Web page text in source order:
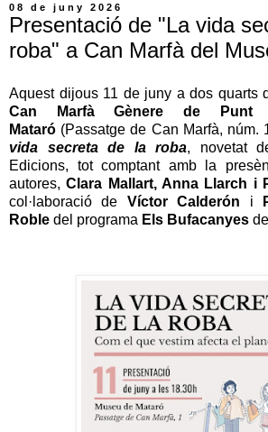
08 de juny 2026
Presentació de "La vida
roba" a Can Marfà del
Aquest dijous 11 de juny a dos quarts
Can Marfà Gènere de
Mataró (Passatge de Can Marfà, núm.
vida secreta de la roba, novetat
Edicions, tot comptant amb la
autores, Clara Mallart, Anna Llarch i
col·laboració de Víctor Calderón i
Roble del programa Els Bufacanyes